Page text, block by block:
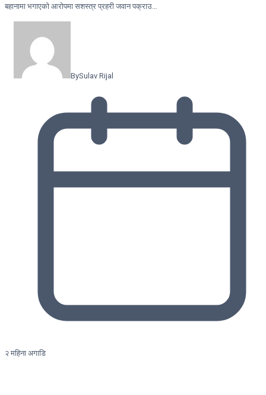
बहानामा भगाएको आरोपमा सशस्त्र प्रहरी जवान पक्राउ…
BySulav Rijal
२ महिना अगाडि